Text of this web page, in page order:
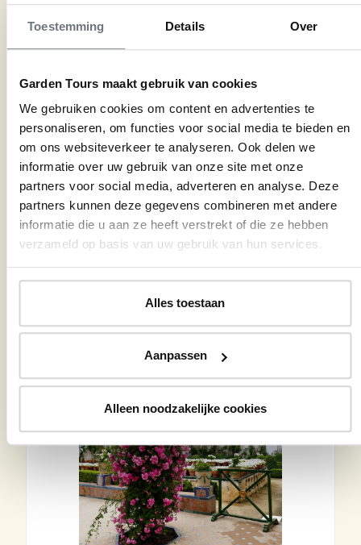
Toestemming Details Over
Garden Tours maakt gebruik van cookies
We gebruiken cookies om content en advertenties te
personaliseren, om functies voor social media te bieden en
om ons websiteverkeer te analyseren. Ook delen we
informatie over uw gebruik van onze site met onze
partners voor social media, adverteren en analyse. Deze
partners kunnen deze gegevens combineren met andere
informatie die u aan ze heeft verstrekt of die ze hebben
verzameld op basis van uw gebruik van hun services.
Alles toestaan
Aanpassen
Alleen noodzakelijke cookies
de Pilatos mit Garden
Tours
Möchten Sie die Casa de Pilatos
in Begleitung unserer
erfahrenen Gartenexperten
entdecken? Besuchen Sie
unsere Website oder nehmen
SieKontaktmit unserem Büro
auf.